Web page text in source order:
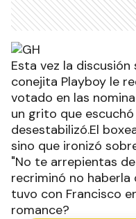
Esta vez la
conejita Playboy le
votado en las
un grito que
desestabilizó.El
sino que ironizó
"No te arrepientas
recriminó no haberla
tuvo con Francisco
romance?